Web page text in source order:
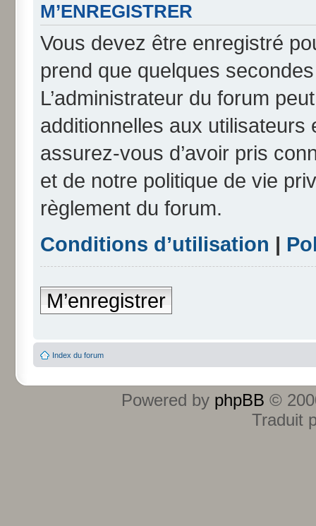
M’ENREGISTRER
Vous devez être enregistré
prend que quelques
L’administrateur du forum
additionnelles aux
assurez-vous d’avoir pris
et de notre politique de vie
règlement du forum.
Conditions d’utilisation |
M’enregistrer
Index du forum
Powered by phpBB ©
Traduit